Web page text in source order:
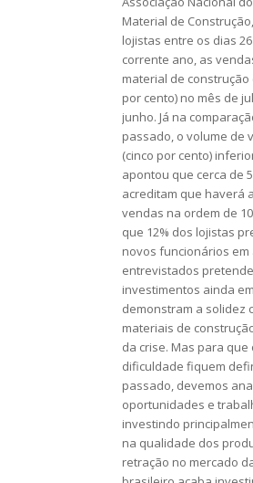
Material de
lojistas entre os dias
corrente ano, as
material de
por cento) no mês de
junho. Já na
passado, o volume de
(cinco por cento)
apontou que cerca de
acreditam que haverá
vendas na ordem de
que 12% dos lojistas
novos funcionários em
entrevistados
investimentos ainda
demonstram a solidez
materiais de
da crise. Mas para que
dificuldade fiquem
passado, devemos
oportunidades e
investindo
na qualidade dos
retração no mercado